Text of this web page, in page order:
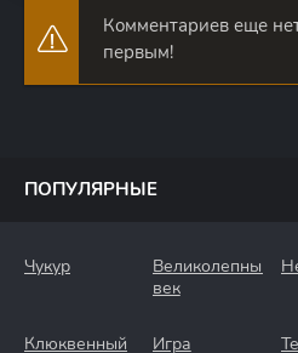
Комментариев еще
первым!
ПОПУЛЯРНЫЕ
Чукур
Великолепный
век
Клюквенный
Игра